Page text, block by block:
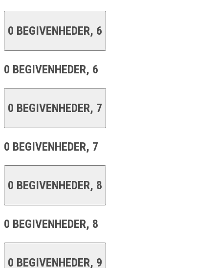
0 BEGIVENHEDER, 6
0 BEGIVENHEDER, 6
0 BEGIVENHEDER, 7
0 BEGIVENHEDER, 7
0 BEGIVENHEDER, 8
0 BEGIVENHEDER, 8
0 BEGIVENHEDER, 9